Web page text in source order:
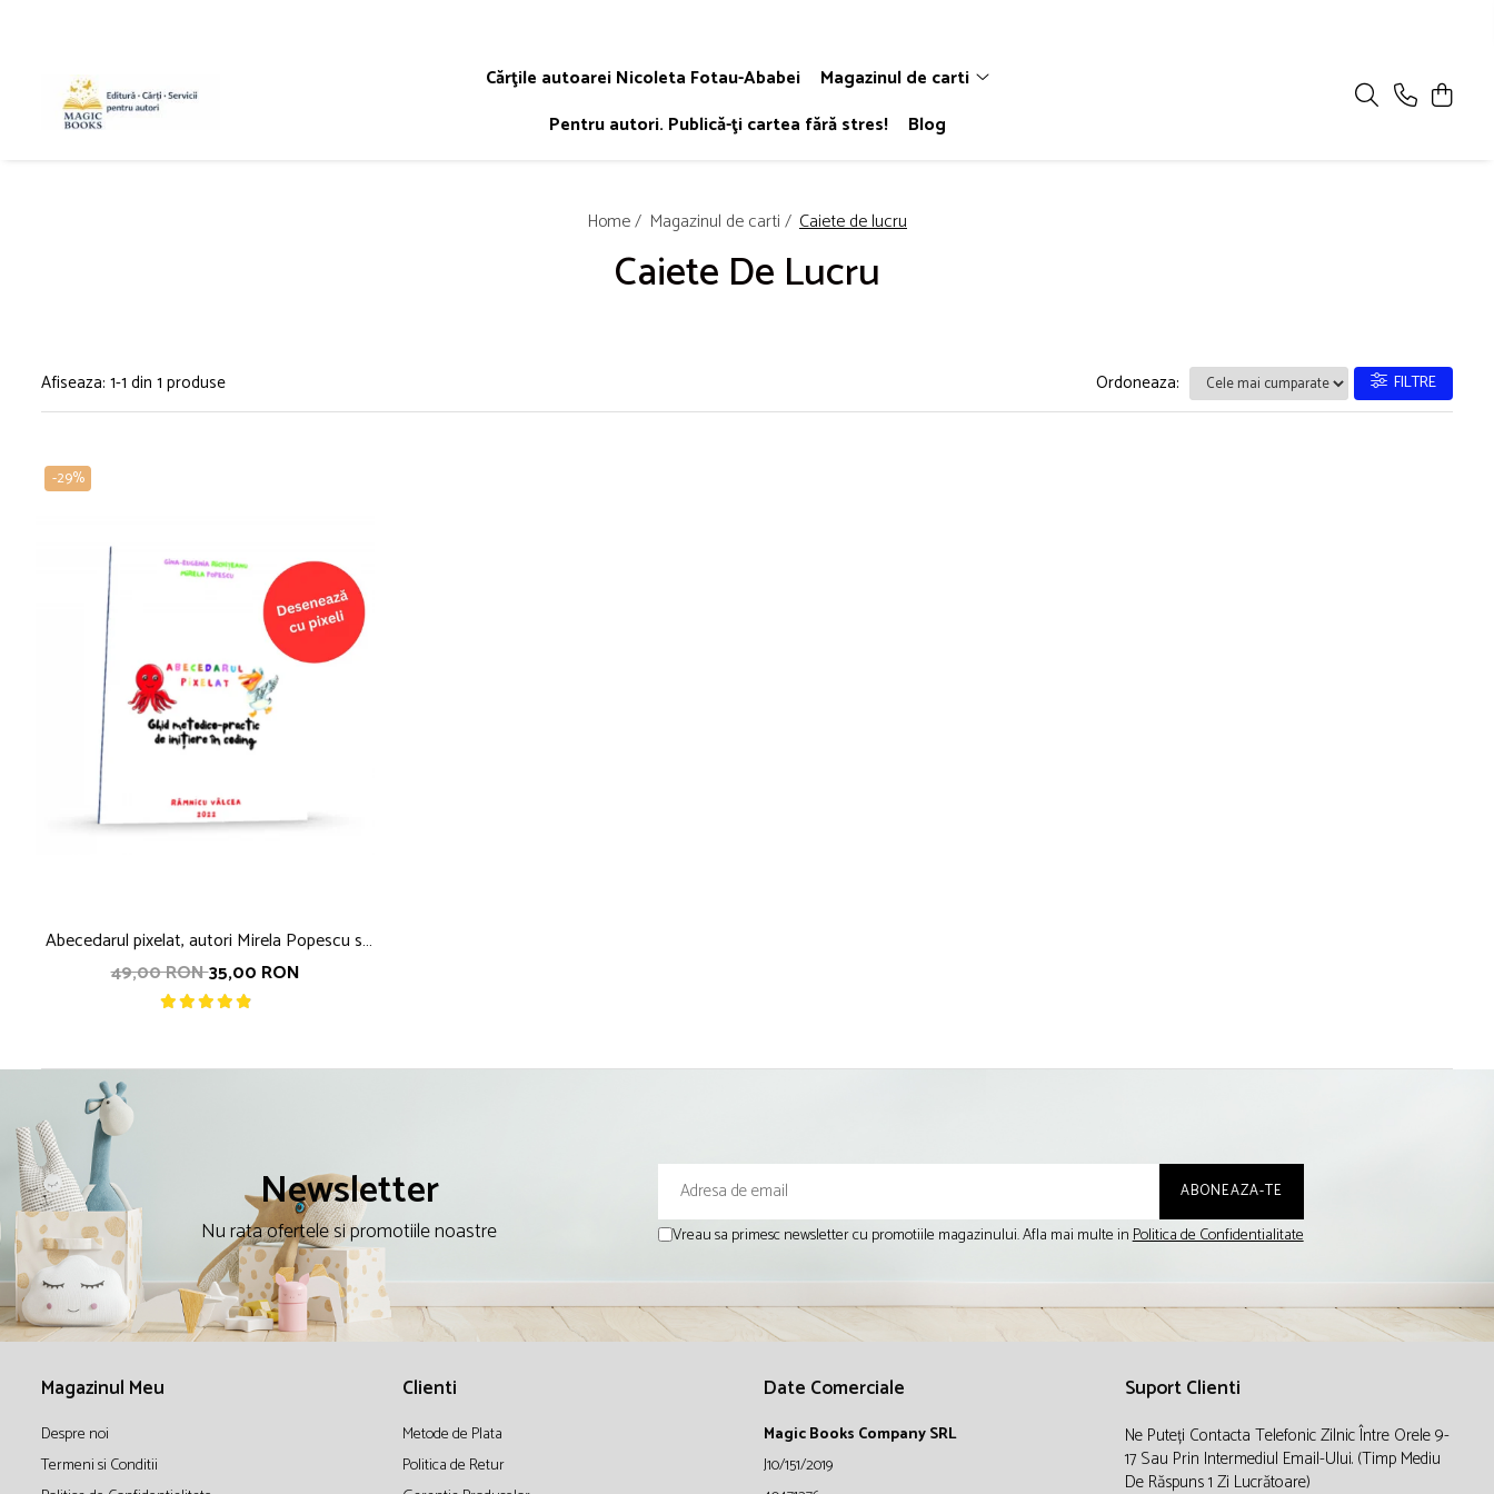
Magazinul de carti
Carti pentru copii 7-11 ani
Cărţile autoarei Nicoleta Fotau-Ababei
Magazinul de carti
Pentru autori. Publică-ţi cartea fără stres!
Blog
Home / Magazinul de carti / Caiete de lucru
Caiete De Lucru
Afiseaza: 1-1 din 1 produse FILTRE
Ordoneaza:
-29%
Abecedarul pixelat, autori Mirela Popescu si
Gina-Eugenia RICHITEANU
49,00 RON35,00 RON
Newsletter
Nu rata ofertele si promotiile noastre Vreau sa primesc newsletter cu promotiile magazinului. Afla mai multe inPolitica de Confidentialitate
Magazinul Meu
Despre noi
Termeni si Conditii
Clienti
Metode de Plata
Politica de Retur
Date Comerciale
Magic Books Company SRL
J10/151/2019
Suport Clienti
Ne Puteți Contacta Telefonic Zilnic Între Orele 9-
17 Sau Prin Intermediul Email-Ului. (timp Mediu
De Răspuns 1 Zi Lucrătoare)